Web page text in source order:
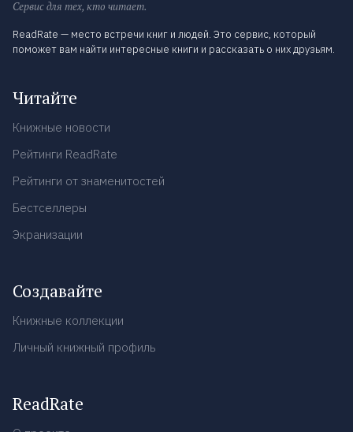
Сервис для тех, кто читает.
ReadRate — место встречи книг и людей. Это сервис, который
поможет вам найти интересные книги и рассказать о них друзьям.
Читайте
Книжные новости
Рейтинги ReadRate
Рейтинги от знаменитостей
Бестселлеры
Экранизации
Создавайте
Книжные коллекции
Личный книжный профиль
ReadRate